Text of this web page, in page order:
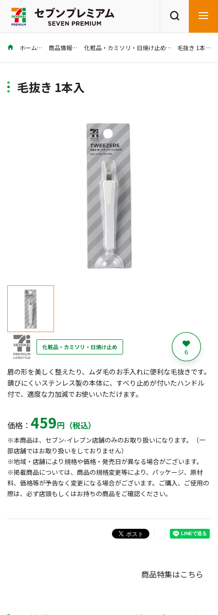
商品を探す
ホーム 商品情報 化粧品・カミソリ・日焼け止め 毛抜き 1本入
毛抜き 1本入
化粧品・カミソリ・日焼け止め 6
眉の形を美しく整えたり、ムダ毛のお手入れに便利な毛抜きです。
錆びにくいステンレス製の本体に、すべり止めが付いたハンドル
付で、適度な力加減でお使いいただけます。
価格： 459円（税込）
※本商品は、セブン-イレブン店舗のみのお取り扱いになります。（一
部店舗ではお取り扱いをしておりません）
※地域・店舗により規格や価格・発売日が異なる場合がございます。
※掲載商品については、商品の規格変更等により、パッケージ、原材
料、価格等が予告なく変更になる場合がございます。ご購入、ご使用の
際は、必ず店頭もしくはお持ちの商品をご確認ください。
商品特集はこちら